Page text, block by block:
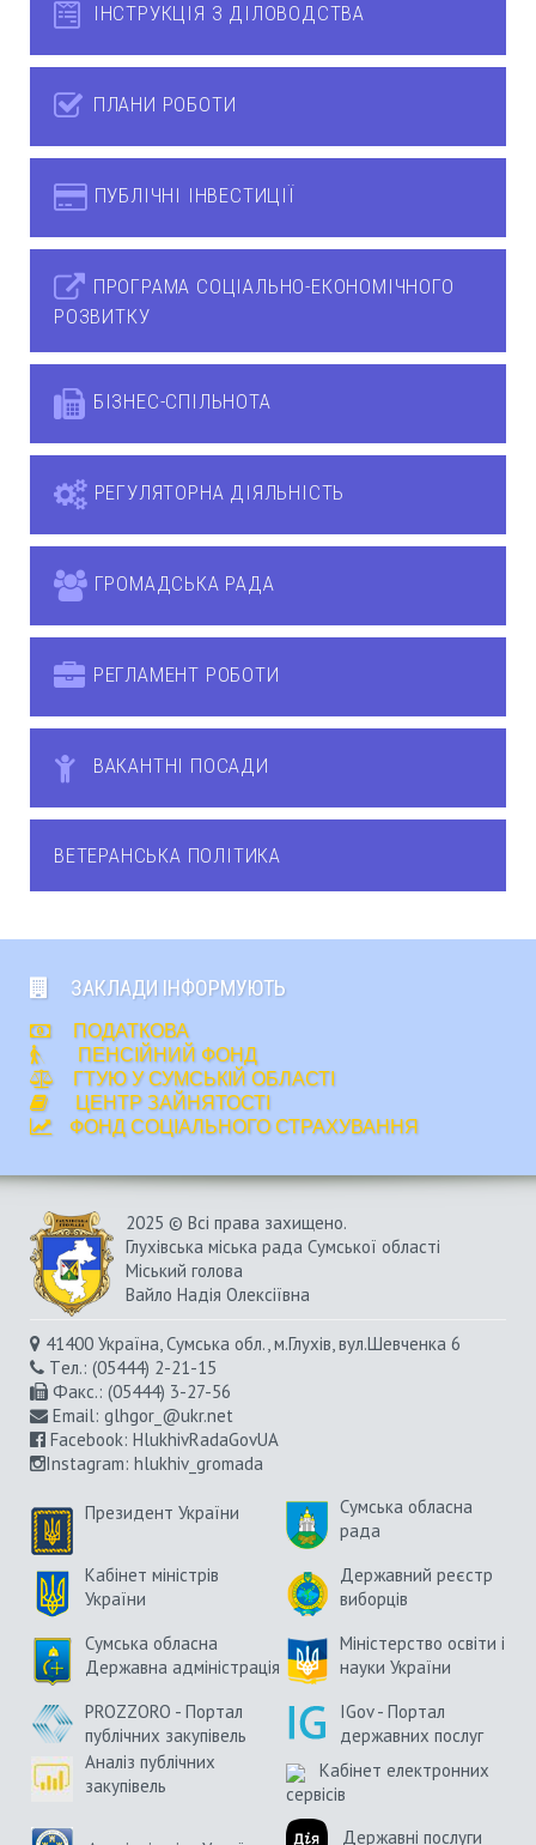
ІНСТРУКЦІЯ З ДІЛОВОДСТВА
ПЛАНИ РОБОТИ
ПУБЛІЧНІ ІНВЕСТИЦІЇ
ПРОГРАМА СОЦІАЛЬНО-ЕКОНОМІЧНОГО
РОЗВИТКУ
БІЗНЕС-СПІЛЬНОТА
РЕГУЛЯТОРНА ДІЯЛЬНІСТЬ
ГРОМАДСЬКА РАДА
РЕГЛАМЕНТ РОБОТИ
ВАКАНТНІ ПОСАДИ
ВЕТЕРАНСЬКА ПОЛІТИКА
ЗАКЛАДИ ІНФОРМУЮТЬ
ПОДАТКОВА
ПЕНСІЙНИЙ ФОНД
ГТУЮ У СУМСЬКІЙ ОБЛАСТІ
ЦЕНТР ЗАЙНЯТОСТІ
ФОНД СОЦІАЛЬНОГО СТРАХУВАННЯ
2025 © Всі права захищено.
Глухівська міська рада Сумської області
Міський голова
Вайло Надія Олексіївна
41400 Україна, Сумська обл., м.Глухів, вул.Шевченка 6
Tел.: (05444) 2-21-15
Факс.: (05444) 3-27-56
Email: glhgor_@ukr.net
Facebook: HlukhivRadaGovUA
Instagram: hlukhiv_gromada
Президент України
Сумська обласна
рада
Кабінет міністрів
України
Державний реєстр
виборців
Сумська обласна
Державна адміністрація
Міністерство освіти і
науки України
PROZZORO - Портал
публічних закупівель
IGov - Портал
державних послуг
Аналіз публічних
закупівель
Кабінет електронних
сервісів
Державні послуги